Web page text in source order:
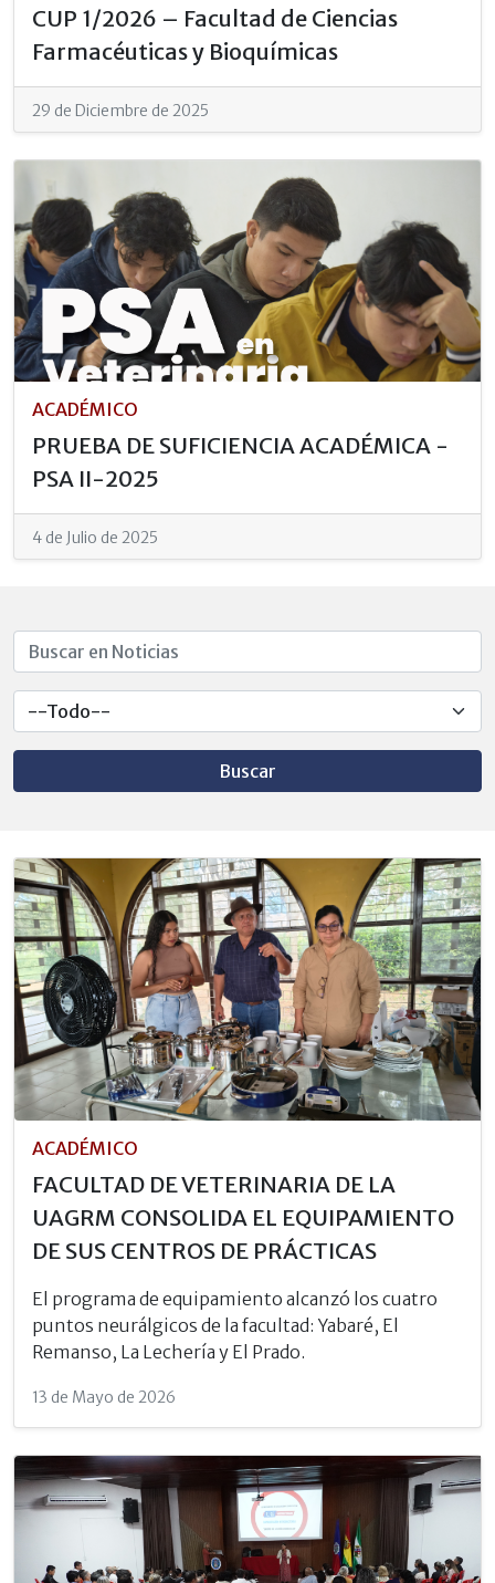
CUP 1/2026 – Facultad de Ciencias
Farmacéuticas y Bioquímicas
29 de Diciembre de 2025
ACADÉMICO
PRUEBA DE SUFICIENCIA ACADÉMICA -
PSA II-2025
4 de Julio de 2025
Buscar
ACADÉMICO
FACULTAD DE VETERINARIA DE LA
UAGRM CONSOLIDA EL EQUIPAMIENTO
DE SUS CENTROS DE PRÁCTICAS
El programa de equipamiento alcanzó los cuatro
puntos neurálgicos de la facultad: Yabaré, El
Remanso, La Lechería y El Prado.
13 de Mayo de 2026